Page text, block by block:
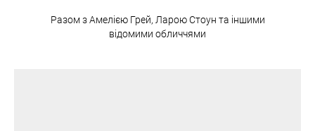
Разом з Амелією Грей, Ларою Стоун та іншими
відомими обличчями